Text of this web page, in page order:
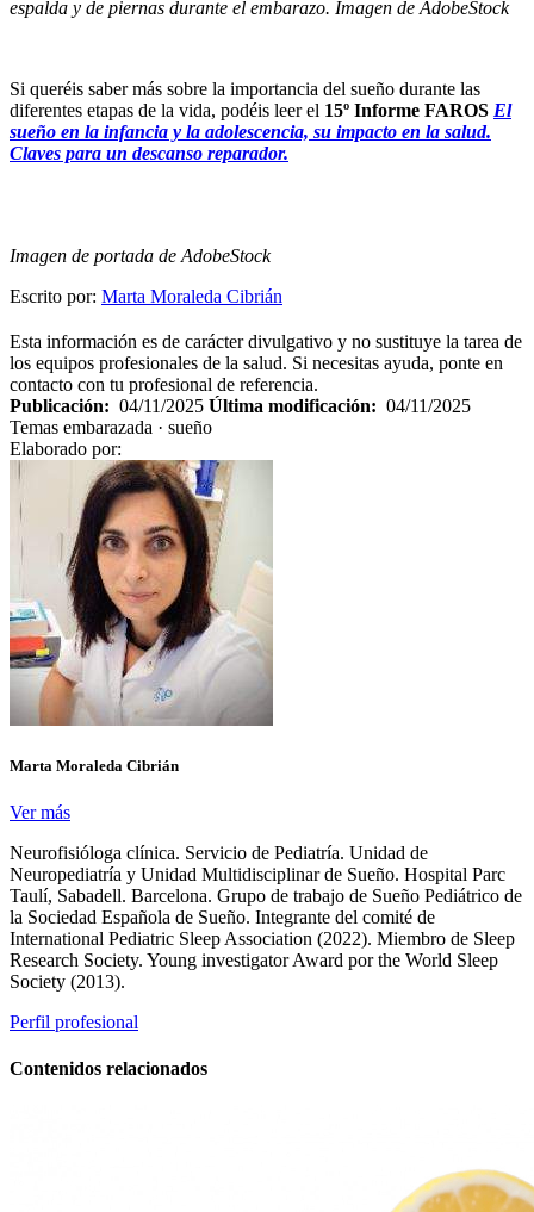
espalda y de piernas durante el embarazo. Imagen de AdobeStock
Si queréis saber más sobre la importancia del sueño durante las
diferentes etapas de la vida, podéis leer el 15º Informe FAROS El
sueño en la infancia y la adolescencia, su impacto en la salud.
Claves para un descanso reparador.
Imagen de portada de AdobeStock
Escrito por: Marta Moraleda Cibrián
Esta información es de carácter divulgativo y no sustituye la tarea de
los equipos profesionales de la salud. Si necesitas ayuda, ponte en
contacto con tu profesional de referencia.
Publicación: 04/11/2025 Última modificación: 04/11/2025
Temas embarazada · sueño
Elaborado por:
Marta Moraleda Cibrián
Ver más
Neurofisióloga clínica. Servicio de Pediatría. Unidad de
Neuropediatría y Unidad Multidisciplinar de Sueño. Hospital Parc
Taulí, Sabadell. Barcelona. Grupo de trabajo de Sueño Pediátrico de
la Sociedad Española de Sueño. Integrante del comité de
International Pediatric Sleep Association (2022). Miembro de Sleep
Research Society. Young investigator Award por the World Sleep
Society (2013).
Perfil profesional
Contenidos relacionados